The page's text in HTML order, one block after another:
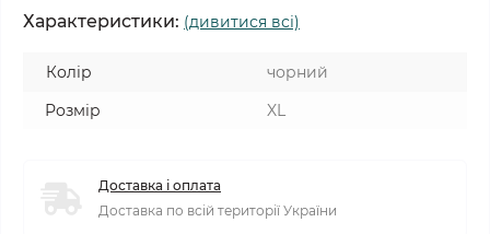
Характеристики: (дивитися всі)
Колір
чорний
Розмір
XL
Доставка і оплата
Доставка по всій території України